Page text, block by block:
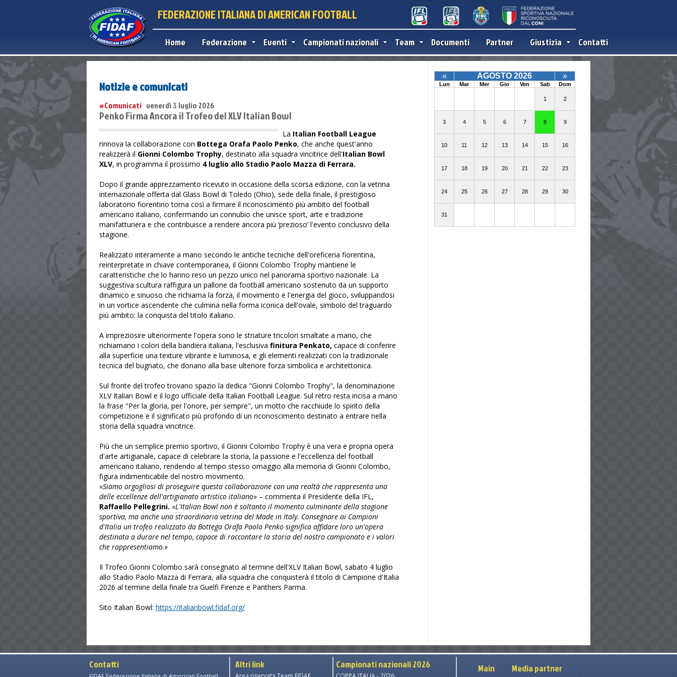
FEDERAZIONE ITALIANA DI AMERICAN FOOTBALL
Home Federazione Eventi Campionati nazionali Team Documenti Partner Giustizia Contatti
Notizie e comunicati
#Comunicati venerdì 3 luglio 2026
Penko Firma Ancora il Trofeo del XLV Italian Bowl
La Italian Football League
rinnova la collaborazione con Bottega Orafa Paolo Penko, che anche quest'anno
realizzerà il Gionni Colombo Trophy, destinato alla squadra vincitrice dell'Italian Bowl
XLV, in programma il prossimo 4 luglio allo Stadio Paolo Mazza di Ferrara.
Dopo il grande apprezzamento ricevuto in occasione della scorsa edizione, con la vetrina
internazionale offerta dal Glass Bowl di Toledo (Ohio), sede della finale, il prestigioso
laboratorio fiorentino torna così a firmare il riconoscimento più ambito del football
americano italiano, confermando un connubio che unisce sport, arte e tradizione
manifatturiera e che contribuisce a rendere ancora più ‘prezioso’ l'evento conclusivo della
stagione.
Realizzato interamente a mano secondo le antiche tecniche dell'oreficeria fiorentina,
reinterpretate in chiave contemporanea, il Gionni Colombo Trophy mantiene le
caratteristiche che lo hanno reso un pezzo unico nel panorama sportivo nazionale. La
suggestiva scultura raffigura un pallone da football americano sostenuto da un supporto
dinamico e sinuoso che richiama la forza, il movimento e l'energia del gioco, sviluppandosi
in un vortice ascendente che culmina nella forma iconica dell'ovale, simbolo del traguardo
più ambito: la conquista del titolo italiano.
A impreziosire ulteriormente l'opera sono le striature tricolori smaltate a mano, che
richiamano i colori della bandiera italiana, l'esclusiva finitura Penkato, capace di conferire
alla superficie una texture vibrante e luminosa, e gli elementi realizzati con la tradizionale
tecnica del bugnato, che donano alla base ulteriore forza simbolica e architettonica.
Sul fronte del trofeo trovano spazio la dedica "Gionni Colombo Trophy", la denominazione
XLV Italian Bowl e il logo ufficiale della Italian Football League. Sul retro resta incisa a mano
la frase "Per la gloria, per l'onore, per sempre", un motto che racchiude lo spirito della
competizione e il significato più profondo di un riconoscimento destinato a entrare nella
storia della squadra vincitrice.
Più che un semplice premio sportivo, il Gionni Colombo Trophy è una vera e propria opera
d'arte artigianale, capace di celebrare la storia, la passione e l'eccellenza del football
americano italiano, rendendo al tempo stesso omaggio alla memoria di Gionni Colombo,
figura indimenticabile del nostro movimento.
«Siamo orgogliosi di proseguire questa collaborazione con una realtà che rappresenta una
delle eccellenze dell'artigianato artistico italiano» – commenta il Presidente della IFL,
Raffaello Pellegrini. «L'Italian Bowl non è soltanto il momento culminante della stagione
sportiva, ma anche una straordinaria vetrina del Made in Italy. Consegnare ai Campioni
d'Italia un trofeo realizzato da Bottega Orafa Paolo Penko significa affidare loro un'opera
destinata a durare nel tempo, capace di raccontare la storia del nostro campionato e i valori
che rappresentiamo.»
Il Trofeo Gionni Colombo sarà consegnato al termine dell'XLV Italian Bowl, sabato 4 luglio
allo Stadio Paolo Mazza di Ferrara, alla squadra che conquisterà il titolo di Campione d'Italia
2026 al termine della finale tra Guelfi Firenze e Panthers Parma.
Sito Italian Bowl: https://italianbowl.fidaf.org/
Contatti Altri link Campionati nazionali 2026
Main
Media partner